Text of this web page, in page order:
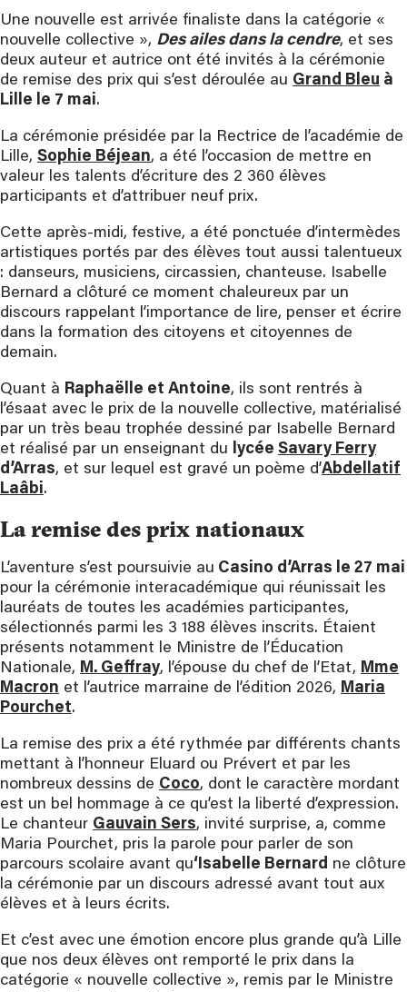
Une nouvelle est arrivée finaliste dans la catégorie «
nouvelle collective », Des ailes dans la cendre, et ses
deux auteur et autrice ont été invités à la cérémonie
de remise des prix qui s’est déroulée au Grand Bleu à
Lille le 7 mai.
La cérémonie présidée par la Rectrice de l’académie de
Lille, Sophie Béjean, a été l’occasion de mettre en
valeur les talents d’écriture des 2 360 élèves
participants et d’attribuer neuf prix.
Cette après-midi, festive, a été ponctuée d’intermèdes
artistiques portés par des élèves tout aussi talentueux
: danseurs, musiciens, circassien, chanteuse. Isabelle
Bernard a clôturé ce moment chaleureux par un
discours rappelant l’importance de lire, penser et écrire
dans la formation des citoyens et citoyennes de
demain.
Quant à Raphaëlle et Antoine, ils sont rentrés à
l’ésaat avec le prix de la nouvelle collective, matérialisé
par un très beau trophée dessiné par Isabelle Bernard
et réalisé par un enseignant du lycée Savary Ferry
d’Arras, et sur lequel est gravé un poème d’Abdellatif
Laâbi.
La remise des prix nationaux
L’aventure s’est poursuivie au Casino d’Arras le 27 mai
pour la cérémonie interacadémique qui réunissait les
lauréats de toutes les académies participantes,
sélectionnés parmi les 3 188 élèves inscrits. Étaient
présents notamment le Ministre de l’Éducation
Nationale, M. Geffray, l’épouse du chef de l’Etat, Mme
Macron et l’autrice marraine de l’édition 2026, Maria
Pourchet.
La remise des prix a été rythmée par différents chants
mettant à l’honneur Eluard ou Prévert et par les
nombreux dessins de Coco, dont le caractère mordant
est un bel hommage à ce qu’est la liberté d’expression.
Le chanteur Gauvain Sers, invité surprise, a, comme
Maria Pourchet, pris la parole pour parler de son
parcours scolaire avant qu‘Isabelle Bernard ne clôture
la cérémonie par un discours adressé avant tout aux
élèves et à leurs écrits.
Et c’est avec une émotion encore plus grande qu’à Lille
que nos deux élèves ont remporté le prix dans la
catégorie « nouvelle collective », remis par le Ministre